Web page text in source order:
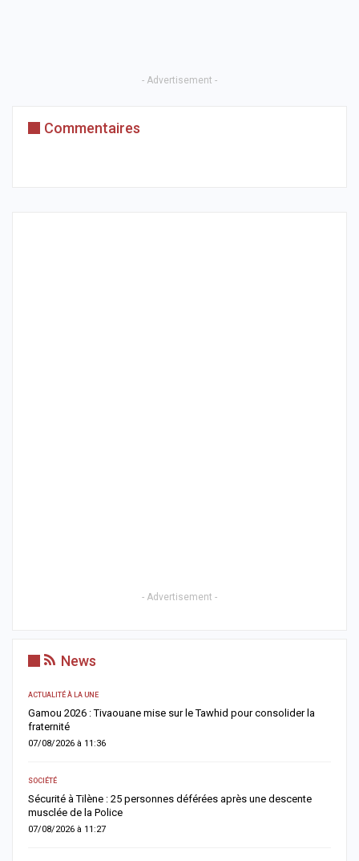
- Advertisement -
Commentaires
- Advertisement -
News
ACTUALITÉ À LA UNE
Gamou 2026 : Tivaouane mise sur le Tawhid pour consolider la
fraternité
07/08/2026 à 11:36
SOCIÉTÉ
Sécurité à Tilène : 25 personnes déférées après une descente
musclée de la Police
07/08/2026 à 11:27